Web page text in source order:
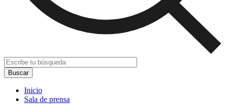
Inicio
Sala de prensa